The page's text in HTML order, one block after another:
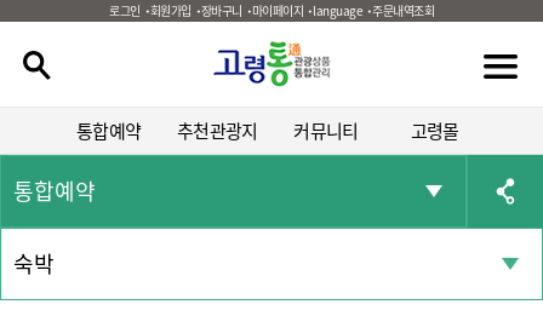
로그인 회원가입 장바구니 마이페이지 language 주문내역조회
통합예약 추천관광지 커뮤니티 고령몰
통합예약
숙박